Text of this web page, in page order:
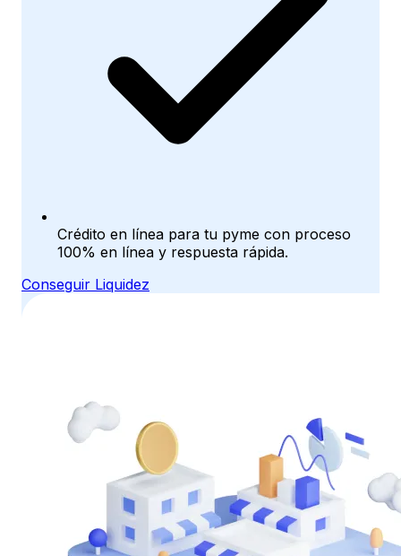
Crédito en línea para tu pyme con proceso
100% en línea y respuesta rápida.
Conseguir Liquidez